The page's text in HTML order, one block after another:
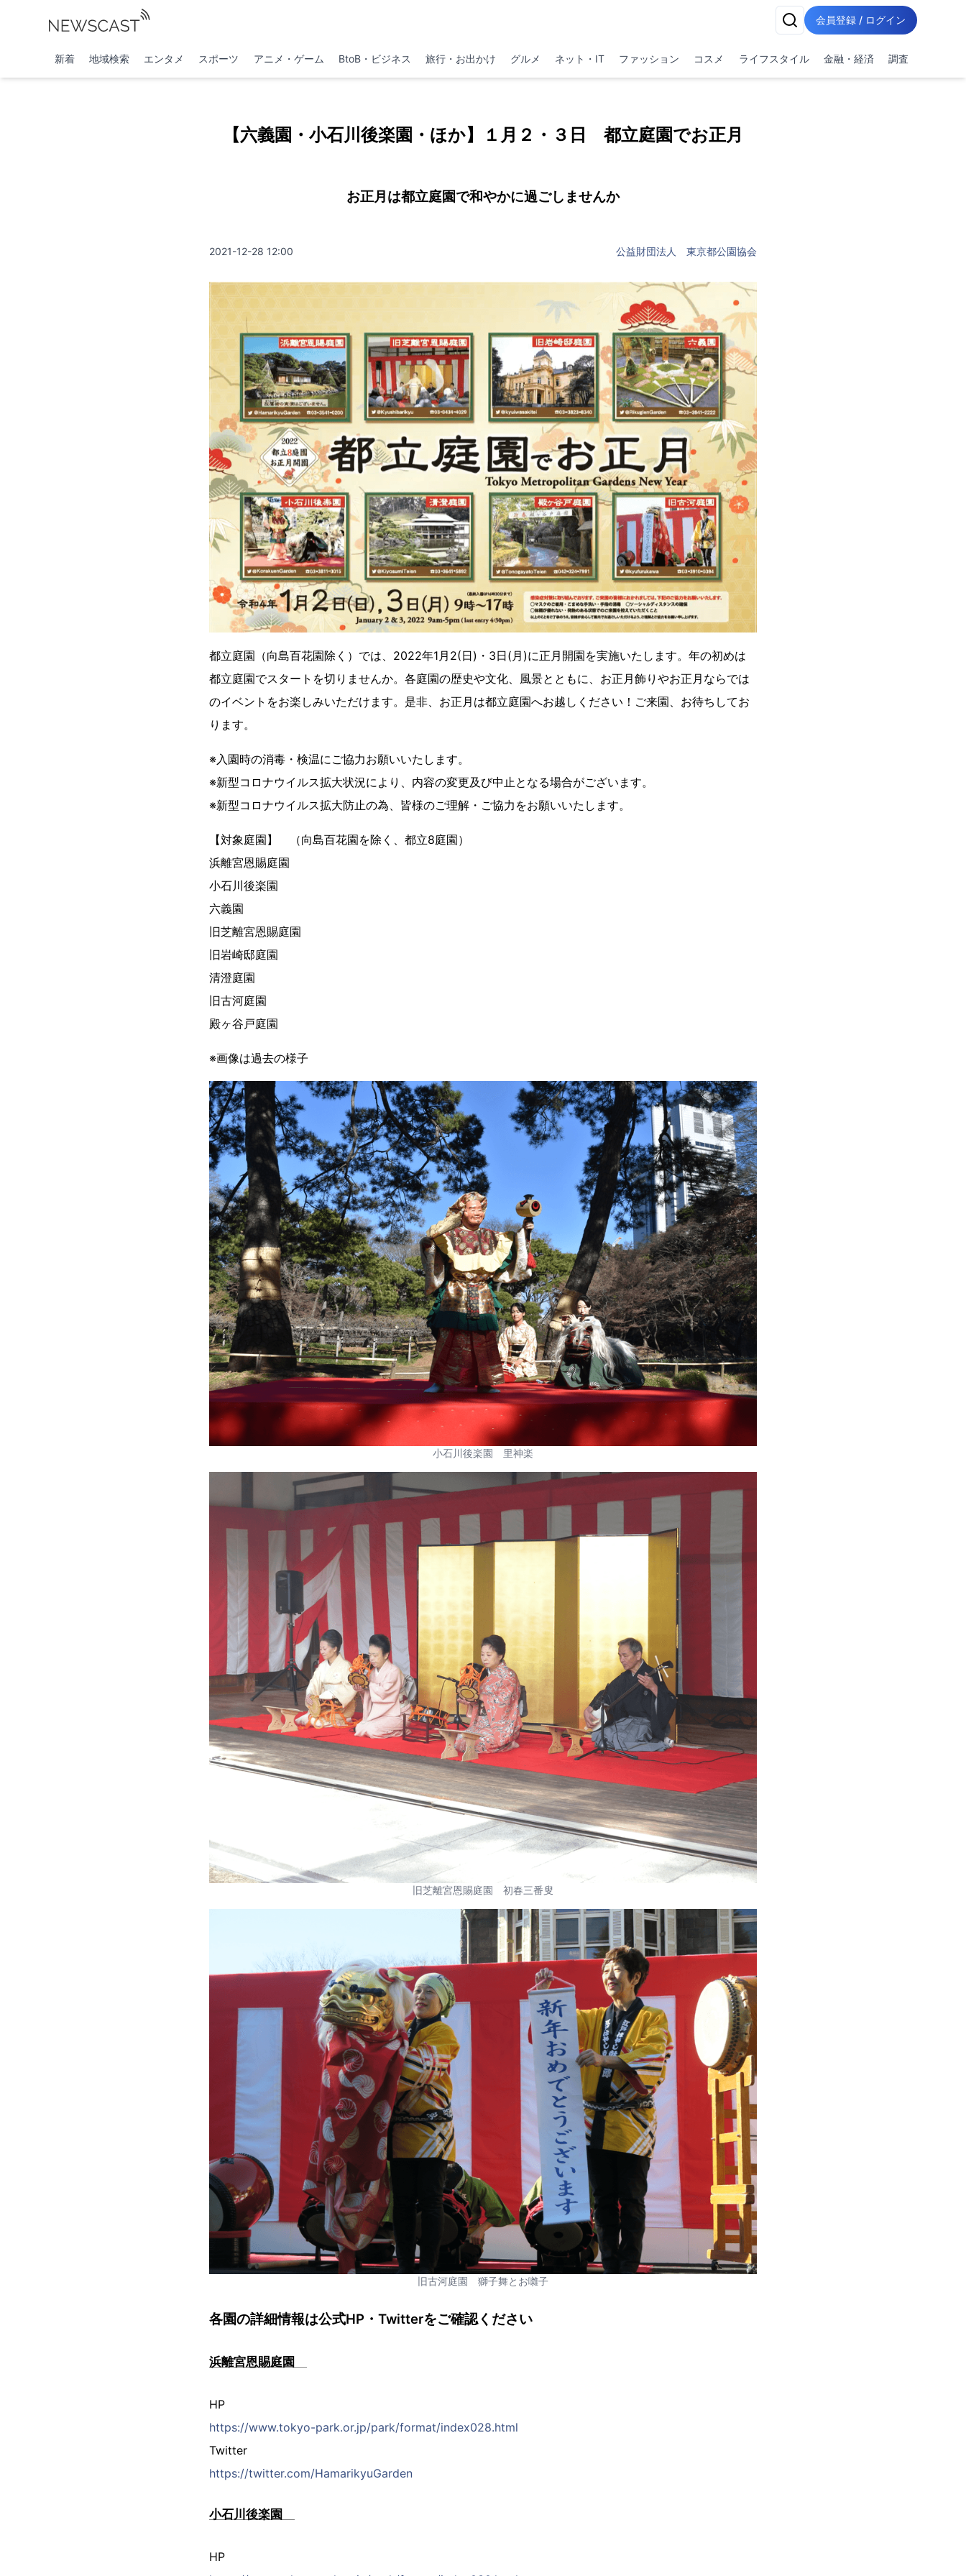
会員登録 / ログイン
新着 地域検索 エンタメ スポーツ アニメ・ゲーム BtoB・ビジネス 旅行・お出かけ グルメ ネット・IT ファッション コスメ ライフスタイル 金融・経済 調査
【六義園・小石川後楽園・ほか】１月２・３日 都立庭園でお正月
お正月は都立庭園で和やかに過ごしませんか
2021-12-28 12:00 公益財団法人 東京都公園協会
都立庭園（向島百花園除く）では、2022年1月2(日)・3日(月)に正月開園を実施いたします。年の初めは
都立庭園でスタートを切りませんか。各庭園の歴史や文化、風景とともに、お正月飾りやお正月ならでは
のイベントをお楽しみいただけます。是非、お正月は都立庭園へお越しください！ご来園、お待ちしてお
ります。
※入園時の消毒・検温にご協力お願いいたします。
※新型コロナウイルス拡大状況により、内容の変更及び中止となる場合がございます。
※新型コロナウイルス拡大防止の為、皆様のご理解・ご協力をお願いいたします。
【対象庭園】 （向島百花園を除く、都立8庭園）
浜離宮恩賜庭園
小石川後楽園
六義園
旧芝離宮恩賜庭園
旧岩崎邸庭園
清澄庭園
旧古河庭園
殿ヶ谷戸庭園
※画像は過去の様子
小石川後楽園 里神楽
旧芝離宮恩賜庭園 初春三番叟
旧古河庭園 獅子舞とお囃子
各園の詳細情報は公式HP・Twitterをご確認ください
浜離宮恩賜庭園
HP
https://www.tokyo-park.or.jp/park/format/index028.html
Twitter
https://twitter.com/HamarikyuGarden
小石川後楽園
HP